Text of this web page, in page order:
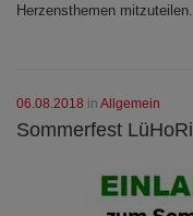
Herzensthemen mitzuteilen.
06.08.2018 in Allgemein
Sommerfest LüHoRi